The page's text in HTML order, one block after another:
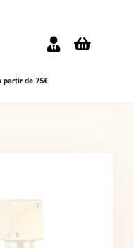
partir de 75€